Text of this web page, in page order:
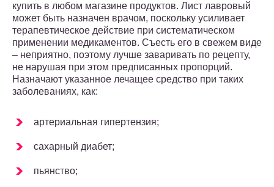
купить в любом магазине продуктов. Лист лавровый
может быть назначен врачом, поскольку усиливает
терапевтическое действие при систематическом
применении медикаментов. Съесть его в свежем виде
– неприятно, поэтому лучше заваривать по рецепту,
не нарушая при этом предписанных пропорций.
Назначают указанное лечащее средство при таких
заболеваниях, как:
артериальная гипертензия;
сахарный диабет;
пьянство;